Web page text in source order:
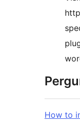
How to